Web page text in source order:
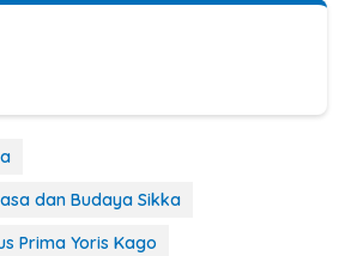
dan Budaya Sikka
Prima Yoris Kago